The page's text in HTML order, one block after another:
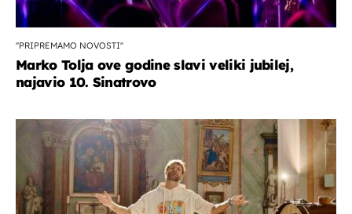
''PRIPREMAMO NOVOSTI''
Marko Tolja ove godine slavi veliki jubilej,
najavio 10. Sinatrovo